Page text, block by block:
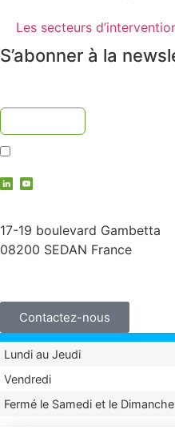
Les secteurs
S’abonner à la
17-19 boulevard Gambetta
08200 SEDAN France
Contactez-nous
Lundi au Jeudi
Vendredi
Fermé le Samedi et le Dimanche